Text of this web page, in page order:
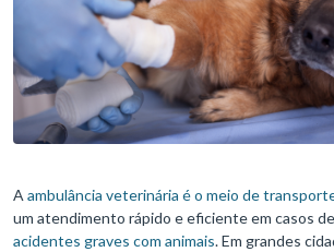
A ambulância veterinária é o meio de
um atendimento rápido e eficiente em casos de
acidentes graves com animais. Em grandes